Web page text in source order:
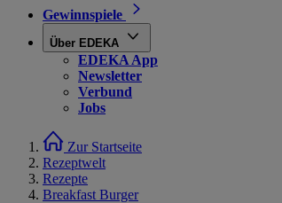
Gewinnspiele
Über EDEKA
EDEKA App
Newsletter
Verbund
Jobs
Zur Startseite
Rezeptwelt
Rezepte
Breakfast Burger